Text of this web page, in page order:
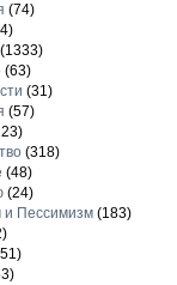
(74)
(1333)
(63)
(31)
(57)
(318)
(48)
(24)
Пессимизм(183)